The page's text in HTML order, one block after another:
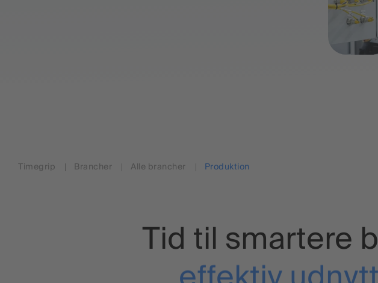
Timegrip Brancher Alle brancher Produktion
Tid til smartere
effektiv